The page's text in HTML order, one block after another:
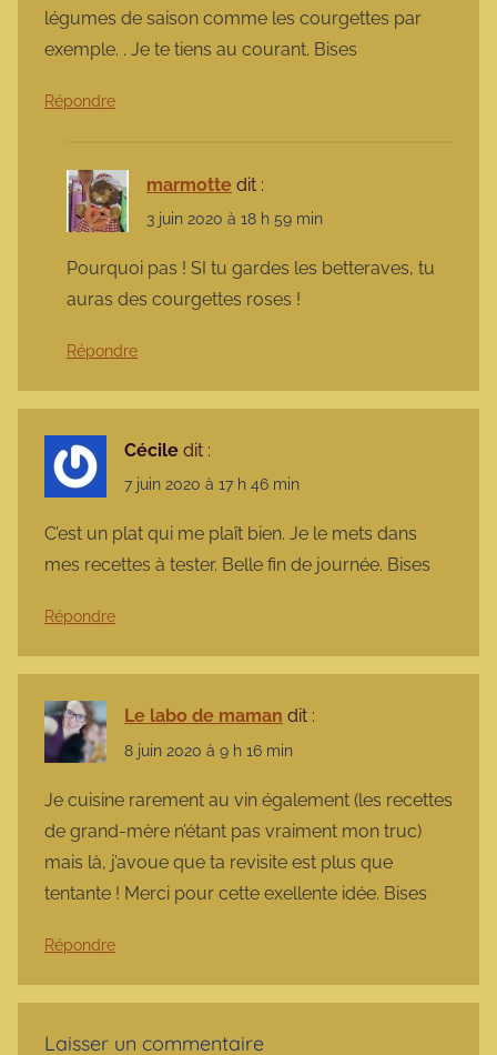
légumes de saison comme les courgettes par
exemple. . Je te tiens au courant. Bises
Répondre
marmotte dit :
3 juin 2020 à 18 h 59 min
Pourquoi pas ! SI tu gardes les betteraves, tu
auras des courgettes roses !
Répondre
Cécile dit :
7 juin 2020 à 17 h 46 min
C’est un plat qui me plaît bien. Je le mets dans
mes recettes à tester. Belle fin de journée. Bises
Répondre
Le labo de maman dit :
8 juin 2020 à 9 h 16 min
Je cuisine rarement au vin également (les recettes
de grand-mère n’étant pas vraiment mon truc)
mais là, j’avoue que ta revisite est plus que
tentante ! Merci pour cette exellente idée. Bises
Répondre
Laisser un commentaire